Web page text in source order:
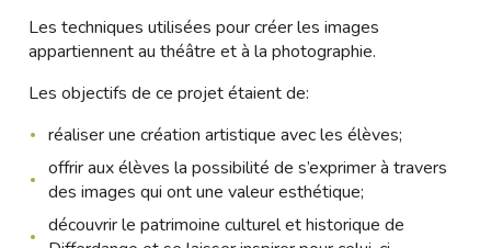
Les techniques utilisées pour créer les images
appartiennent au théâtre et à la photographie.
Les objectifs de ce projet étaient de:
réaliser une création artistique avec les élèves;
offrir aux élèves la possibilité de s’exprimer à travers
des images qui ont une valeur esthétique;
découvrir le patrimoine culturel et historique de